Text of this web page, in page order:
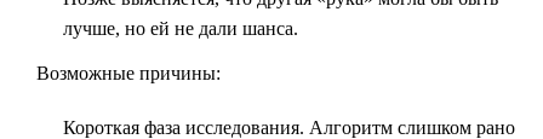
лучше, но ей не дали шанса.
Возможные причины:
Короткая фаза исследования. Алгоритм слишком рано